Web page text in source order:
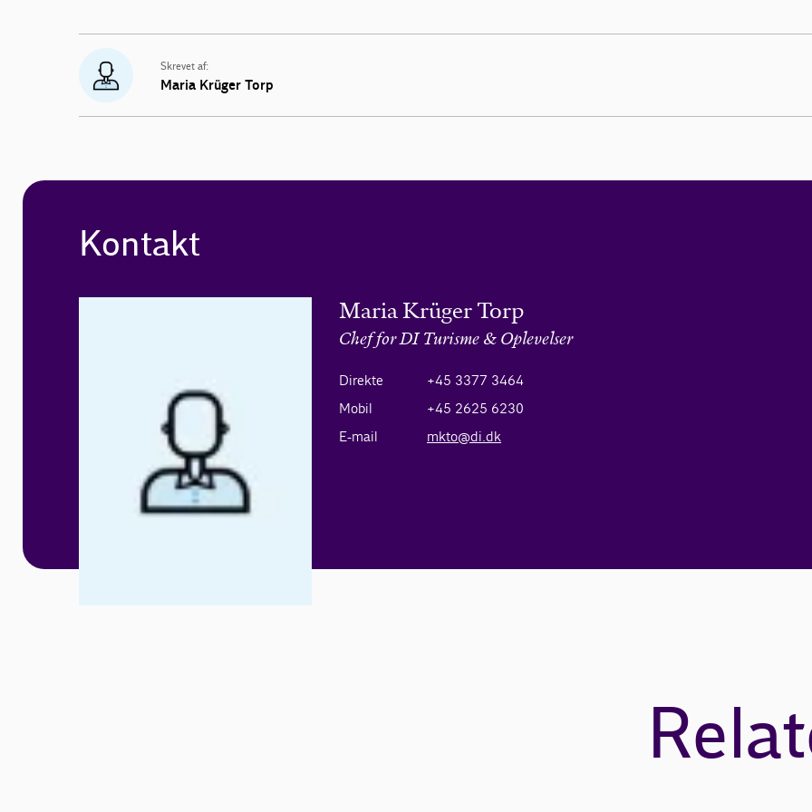
Skrevet af:
Maria Krüger Torp
Kontakt
Maria Krüger Torp
Chef for DI Turisme & Oplevelser
Direkte
+45 3377 3464
Mobil
+45 2625 6230
E-mail
mkto@di.dk